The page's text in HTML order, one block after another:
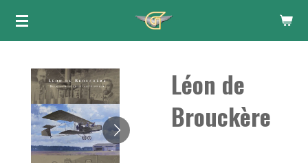
Ga
hoofdinhoud
Léon de
Brouckère